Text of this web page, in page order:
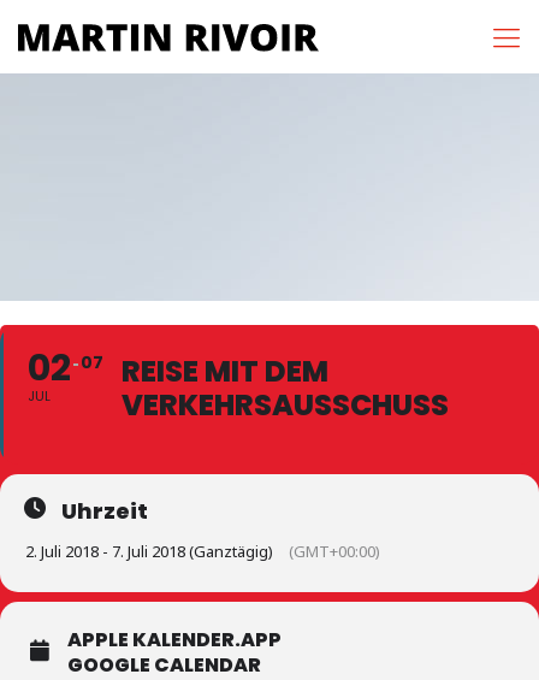
02
JUL
07
REISE MIT DEM
VERKEHRSAUSSCHUSS
Uhrzeit
2. Juli 2018 - 7. Juli 2018 (Ganztägig) (GMT+00:00)
APPLE KALENDER.APP
GOOGLE CALENDAR